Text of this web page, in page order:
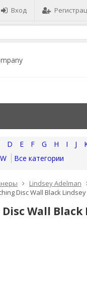
Вход
D E F G H I J
W Все категории
Lindsey Adelman
Disc Wall Black
Wall Black